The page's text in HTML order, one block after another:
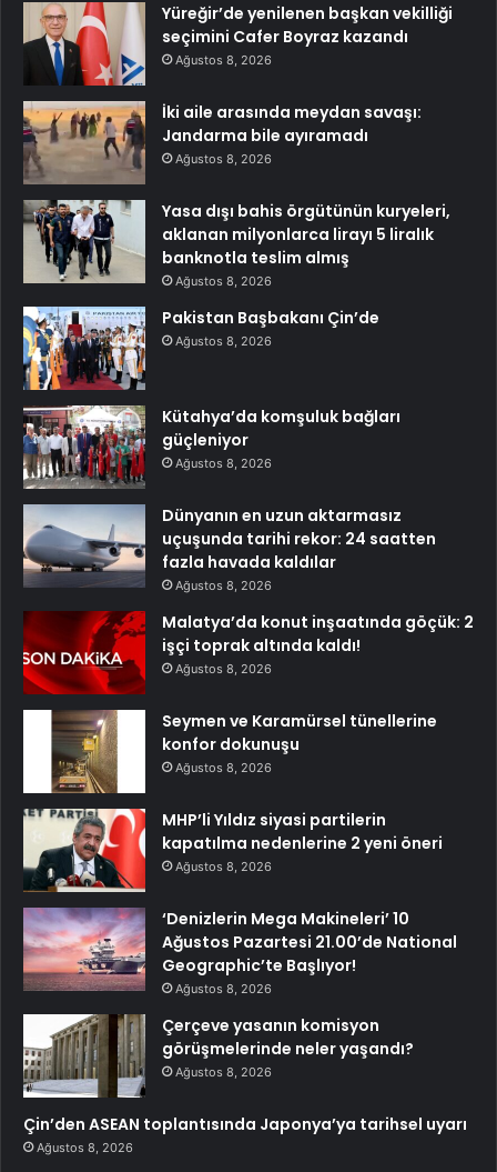
Yüreğir’de yenilenen başkan vekilliği
seçimini Cafer Boyraz kazandı
Ağustos 8, 2026
İki aile arasında meydan savaşı:
Jandarma bile ayıramadı
Ağustos 8, 2026
Yasa dışı bahis örgütünün kuryeleri,
aklanan milyonlarca lirayı 5 liralık
banknotla teslim almış
Ağustos 8, 2026
Pakistan Başbakanı Çin’de
Ağustos 8, 2026
Kütahya’da komşuluk bağları
güçleniyor
Ağustos 8, 2026
Dünyanın en uzun aktarmasız
uçuşunda tarihi rekor: 24 saatten
fazla havada kaldılar
Ağustos 8, 2026
Malatya’da konut inşaatında göçük: 2
işçi toprak altında kaldı!
Ağustos 8, 2026
Seymen ve Karamürsel tünellerine
konfor dokunuşu
Ağustos 8, 2026
MHP’li Yıldız siyasi partilerin
kapatılma nedenlerine 2 yeni öneri
Ağustos 8, 2026
‘Denizlerin Mega Makineleri’ 10
Ağustos Pazartesi 21.00’de National
Geographic’te Başlıyor!
Ağustos 8, 2026
Çerçeve yasanın komisyon
görüşmelerinde neler yaşandı?
Ağustos 8, 2026
Çin’den ASEAN toplantısında Japonya’ya tarihsel uyarı
Ağustos 8, 2026